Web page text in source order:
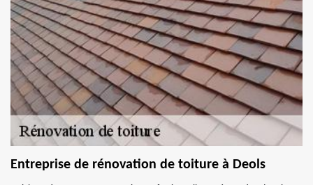
Entreprise de rénovation de toiture à Deols